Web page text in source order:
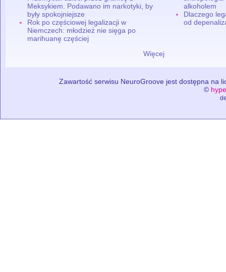
Meksykiem. Podawano im narkotyki, by
były spokojniejsze
Rok po częściowej legalizacji w
Niemczech: młodzież nie sięga po
marihuanę częściej
Więcej
alkoholem
Dlaczego
od
Zawartość serwisu NeuroGroove jest dostępna na
©